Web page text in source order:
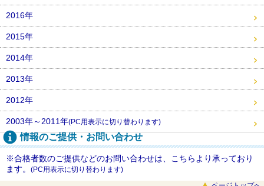
2016年
2015年
2014年
2013年
2012年
2003年～2011年(PC用表示に切り替わります)
情報のご提供・お問い合わせ
※合格者数のご提供などのお問い合わせは、こちらより承っており
ます。 (PC用表示に切り替わります)